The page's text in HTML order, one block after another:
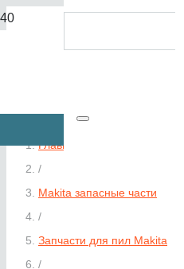
Главная
/
Makita запасные части
/
Запчасти для пил Makita
/